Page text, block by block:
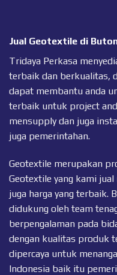
Jual Geotextile di
Tridaya Perkasa
terbaik dan berkualitas,
dapat membantu anda
terbaik untuk project
mensupply dan juga
juga pemerintahan.
Geotextile merupakan
Geotextile yang kami
juga harga yang terbaik.
didukung oleh team
berpengalaman pada
dengan kualitas produk
dipercaya untuk
Indonesia baik itu